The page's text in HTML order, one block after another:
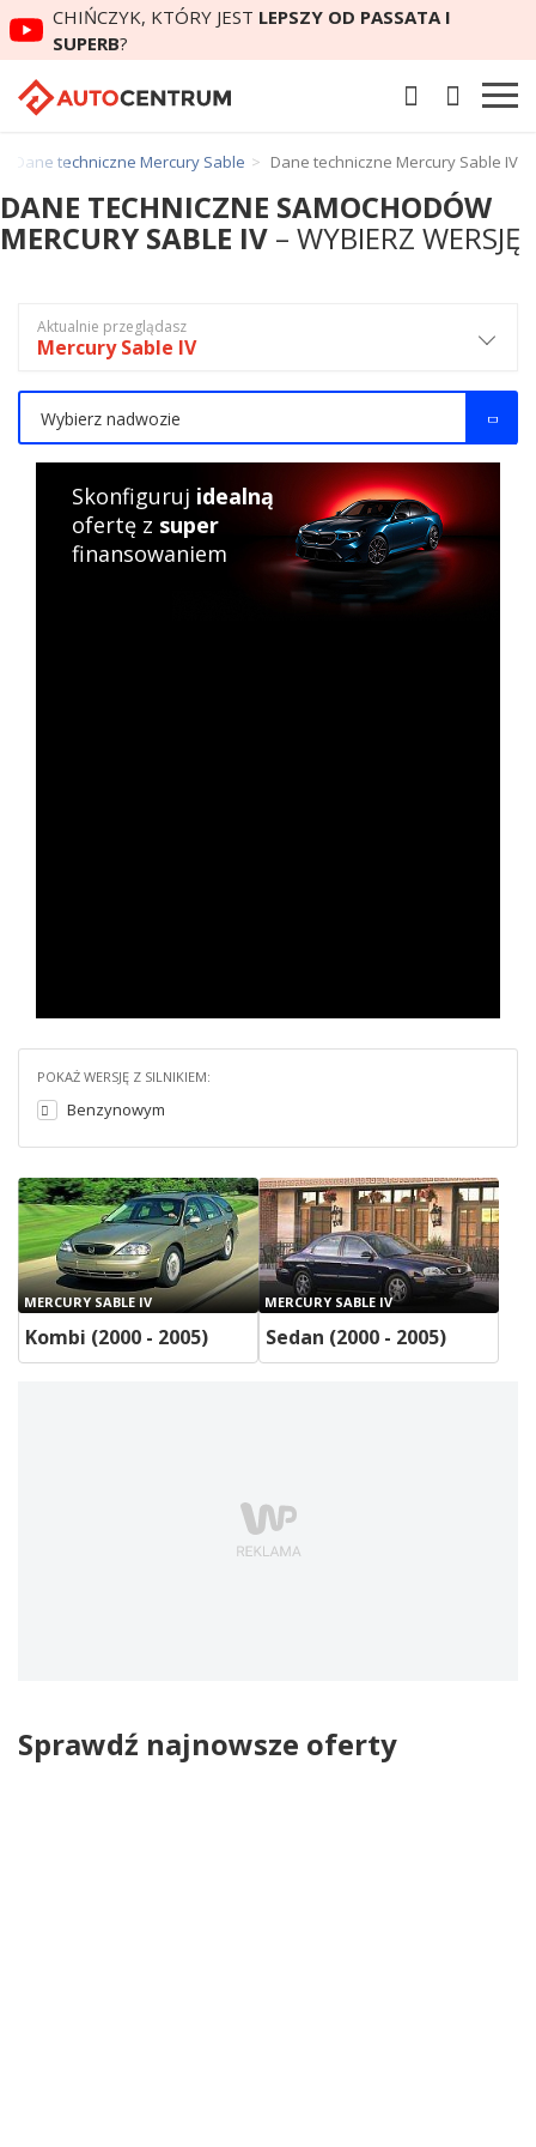
CHIŃCZYK, KTÓRY JEST LEPSZY OD PASSATA I
SUPERB?
Dane techniczne Mercury Sable Dane techniczne Mercury Sable IV
DANE TECHNICZNE SAMOCHODÓW
MERCURY SABLE IV – WYBIERZ WERSJĘ
POKAŻ WERSJĘ Z SILNIKIEM:
Benzynowym
MERCURY SABLE IV
Kombi (2000 - 2005)
MERCURY SABLE IV
Sedan (2000 - 2005)
Sprawdź najnowsze oferty
Aktualnie przeglądasz
Mercury Sable IV
Wybierz nadwozie
Skonfiguruj idealną
ofertę z super
finansowaniem